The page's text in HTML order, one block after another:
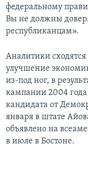
федеральному
Вы не должны
республиканцам».
Аналитики
улучшение
из-под ног, в
кампании 2004
кандидата от
января в штате
объявлено на
в июле в Бостоне.